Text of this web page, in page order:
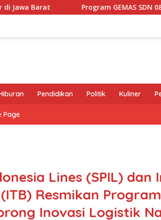
Program GEMAS SDN 088 Embong
Pendidikan Politik Kuliner
Page
Lines (SPIL) dan
Resmikan Program
Inovasi Logistik